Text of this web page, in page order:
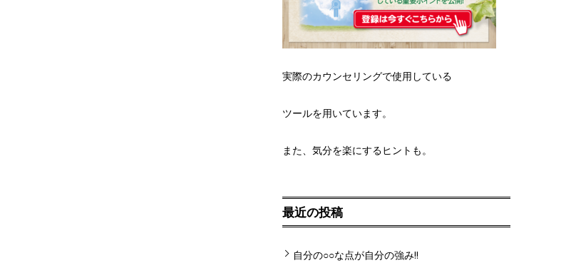
実際のカウンセリングで使用している
ツールを用いています。
また、気分を楽にするヒントも。
最近の投稿
自分の○○な点が自分の強み!!